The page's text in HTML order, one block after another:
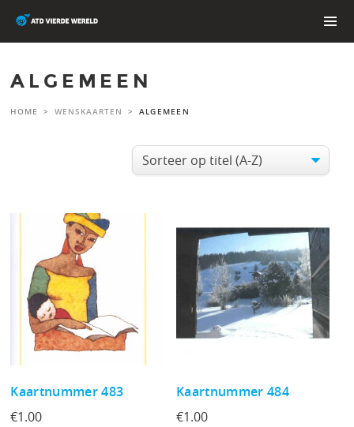
content
ALGEMEEN
HOME > WENSKAARTEN > ALGEMEEN
Kaartnummer 483
€1.00
Kaartnummer 484
€1.00